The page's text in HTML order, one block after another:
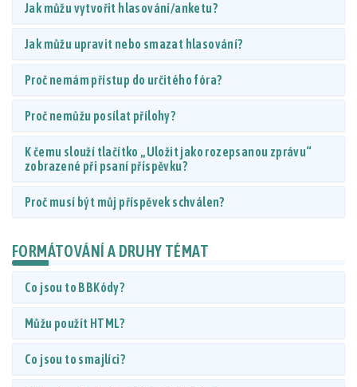
Jak můžu vytvořit hlasování/anketu?
Jak můžu upravit nebo smazat hlasování?
Proč nemám přístup do určitého fóra?
Proč nemůžu posílat přílohy?
K čemu slouží tlačítko „Uložit jako rozepsanou zprávu“
zobrazené při psaní příspěvku?
Proč musí být můj příspěvek schválen?
FORMÁTOVÁNÍ A DRUHY TÉMAT
Co jsou to BBKódy?
Můžu použít HTML?
Co jsou to smajlíci?